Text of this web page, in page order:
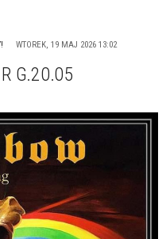
WTOREK, 19 MAJ 2026 13:02
G.20.05